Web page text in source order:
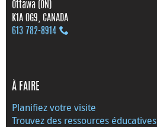
Ottawa (ON)
K1A 0G9, CANADA
613 782‑8914
À FAIRE
Planifiez votre visite
Trouvez des ressources éducatives